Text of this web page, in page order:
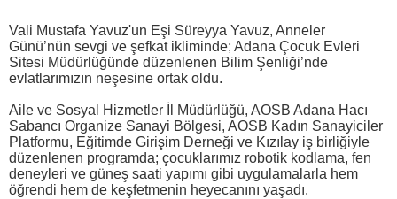
Vali Mustafa Yavuz'un Eşi Süreyya Yavuz, Anneler
Günü’nün sevgi ve şefkat ikliminde; Adana Çocuk Evleri
Sitesi Müdürlüğünde düzenlenen Bilim Şenliği’nde
evlatlarımızın neşesine ortak oldu.
Aile ve Sosyal Hizmetler İl Müdürlüğü, AOSB Adana Hacı
Sabancı Organize Sanayi Bölgesi, AOSB Kadın Sanayiciler
Platformu, Eğitimde Girişim Derneği ve Kızılay iş birliğiyle
düzenlenen programda; çocuklarımız robotik kodlama, fen
deneyleri ve güneş saati yapımı gibi uygulamalarla hem
öğrendi hem de keşfetmenin heyecanını yaşadı.